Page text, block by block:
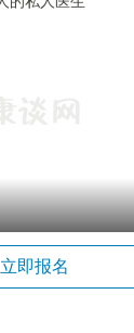
立即报名